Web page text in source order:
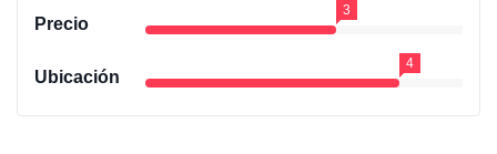
Precio
3
Ubicación
4